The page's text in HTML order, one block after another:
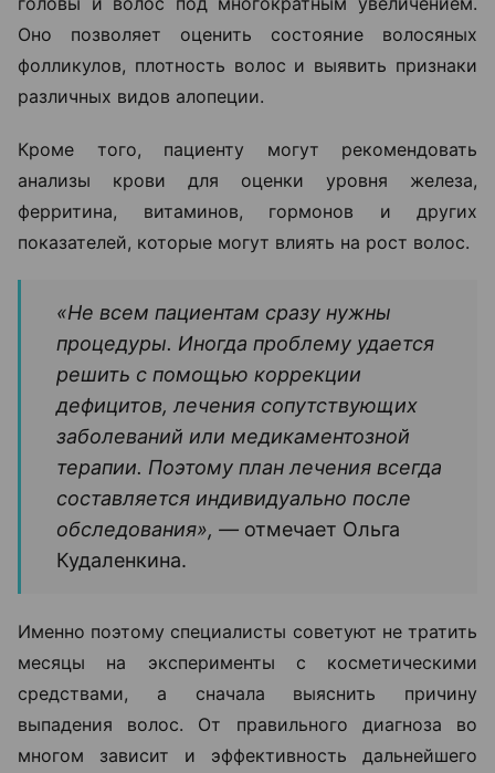
Оно позволяет оценить состояние волосяных
фолликулов, плотность волос и выявить признаки
различных видов алопеции.
Кроме того, пациенту могут рекомендовать
анализы крови для оценки уровня железа,
ферритина, витаминов, гормонов и других
показателей, которые могут влиять на рост волос.
«Не всем пациентам сразу нужны
процедуры. Иногда проблему удается
решить с помощью коррекции
дефицитов, лечения сопутствующих
заболеваний или медикаментозной
терапии. Поэтому план лечения всегда
составляется индивидуально после
обследования», — отмечает Ольга
Кудаленкина.
Именно поэтому специалисты советуют не тратить
месяцы на эксперименты с косметическими
средствами, а сначала выяснить причину
выпадения волос. От правильного диагноза во
многом зависит и эффективность дальнейшего